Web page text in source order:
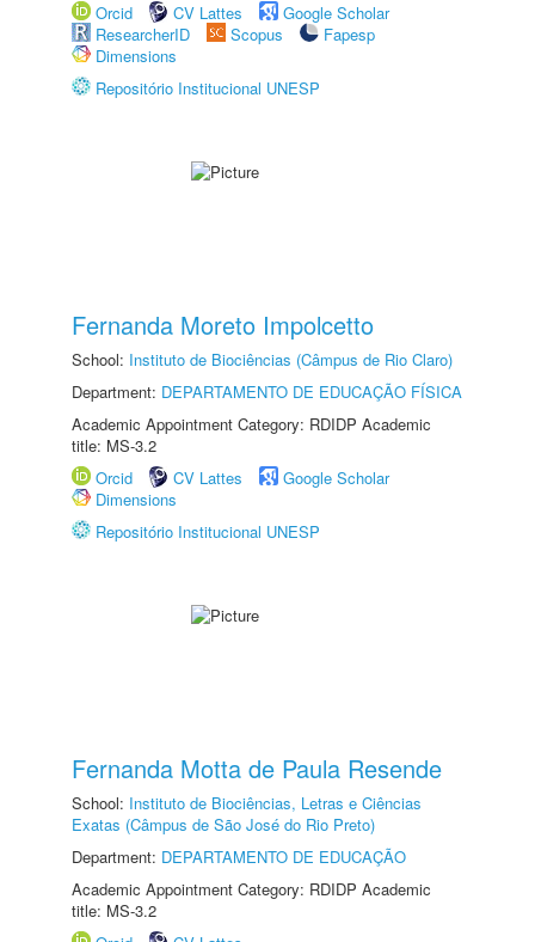
Orcid
CV Lattes
Google Scholar
ResearcherID
Scopus
Fapesp
Dimensions
Repositório Institucional UNESP
Fernanda Moreto Impolcetto
School: Instituto de Biociências (Câmpus de Rio Claro)
Department: DEPARTAMENTO DE EDUCAÇÃO FÍSICA
Academic Appointment Category: RDIDP Academic
title: MS-3.2
Orcid
CV Lattes
Google Scholar
Dimensions
Repositório Institucional UNESP
Fernanda Motta de Paula Resende
School: Instituto de Biociências, Letras e Ciências
Exatas (Câmpus de São José do Rio Preto)
Department: DEPARTAMENTO DE EDUCAÇÃO
Academic Appointment Category: RDIDP Academic
title: MS-3.2